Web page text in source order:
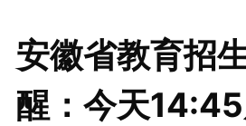
安徽省教育招
醒：今天